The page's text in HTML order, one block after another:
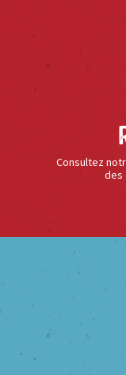
Consultez
des